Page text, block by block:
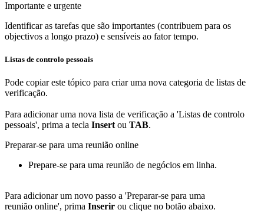
Importante e urgente
Identificar as tarefas que são importantes (contribuem para os
objectivos a longo prazo) e sensíveis ao fator tempo.
Listas de controlo pessoais
Pode copiar este tópico para criar uma nova categoria de listas de
verificação.
Para adicionar uma nova lista de verificação a 'Listas de controlo
pessoais', prima a tecla Insertou TAB.
Preparar-se para uma reunião online
Prepare-se para uma reunião de negócios em linha.
Para adicionar um novo passo a 'Preparar-se para uma
reunião online', prima Inserir ou clique no botão abaixo.